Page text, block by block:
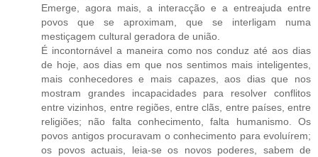
Emerge, agora mais, a interacção e a entreajuda entre
povos que se aproximam, que se interligam numa
mestiçagem cultural geradora de união.
É incontornável a maneira como nos conduz até aos dias
de hoje, aos dias em que nos sentimos mais inteligentes,
mais conhecedores e mais capazes, aos dias que nos
mostram grandes incapacidades para resolver conflitos
entre vizinhos, entre regiões, entre clãs, entre países, entre
religiões; não falta conhecimento, falta humanismo. Os
povos antigos procuravam o conhecimento para evoluírem;
os povos actuais, leia-se os novos poderes, sabem de